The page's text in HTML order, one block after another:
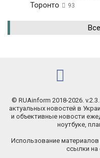
Торонто
93
© RUAinform 2018-2026.
актуальных новостей в
и объективные новости
ноутбуке,
Использование
ссылки на